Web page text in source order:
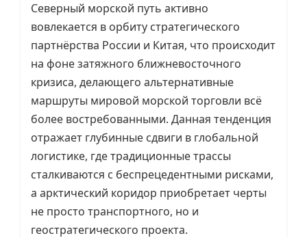
Северный морской путь активно
вовлекается в орбиту стратегического
партнёрства России и Китая, что происходит
на фоне затяжного ближневосточного
кризиса, делающего альтернативные
маршруты мировой морской торговли всё
более востребованными. Данная тенденция
отражает глубинные сдвиги в глобальной
логистике, где традиционные трассы
сталкиваются с беспрецедентными рисками,
а арктический коридор приобретает черты
не просто транспортного, но и
геостратегического проекта.